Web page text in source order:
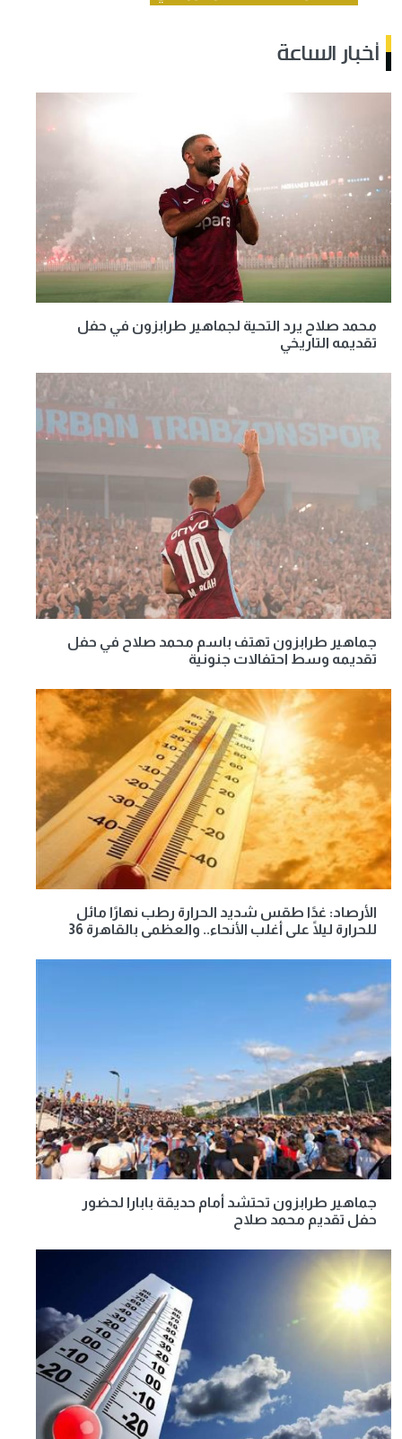
أخبار الساعة
محمد صلاح يرد التحية لجماهير طرابزون في حفل
تقديمه التاريخي
جماهير طرابزون تهتف باسم محمد صلاح في حفل
تقديمه وسط احتفالات جنونية
الأرصاد: غدًا طقس شديد الحرارة رطب نهارًا مائل
للحرارة ليلًا على أغلب الأنحاء.. والعظمى بالقاهرة 36
جماهير طرابزون تحتشد أمام حديقة بابارا لحضور
حفل تقديم محمد صلاح